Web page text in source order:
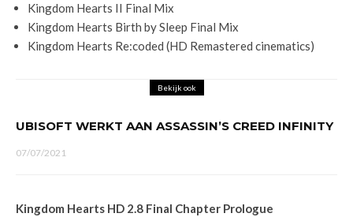
Kingdom Hearts II Final Mix
Kingdom Hearts Birth by Sleep Final Mix
Kingdom Hearts Re:coded (HD Remastered cinematics)
Bekijk ook
UBISOFT WERKT AAN ASSASSIN’S CREED INFINITY
07/07/2021
Kingdom Hearts HD 2.8 Final Chapter Prologue